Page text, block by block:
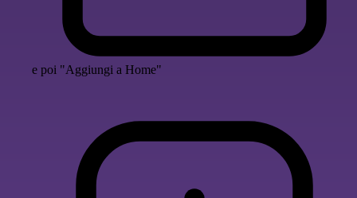
e poi "Aggiungi a Home"